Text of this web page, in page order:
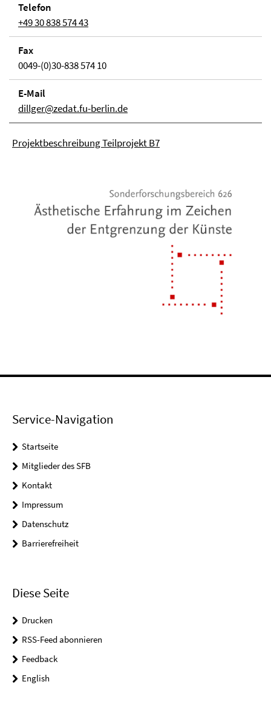
Telefon
+49 30 838 574 43
Fax
0049-(0)30-838 574 10
E-Mail
dillger@zedat.fu-berlin.de
Projektbeschreibung Teilprojekt B7
Service-Navigation
Startseite
Mitglieder des SFB
Kontakt
Impressum
Datenschutz
Barrierefreiheit
Diese Seite
Drucken
RSS-Feed abonnieren
Feedback
English